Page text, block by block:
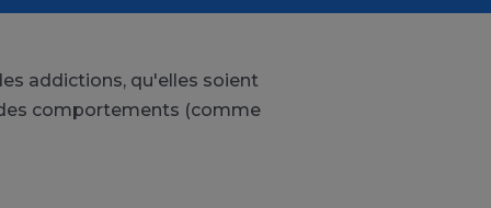
addictions, qu'elles soient
comportements (comme